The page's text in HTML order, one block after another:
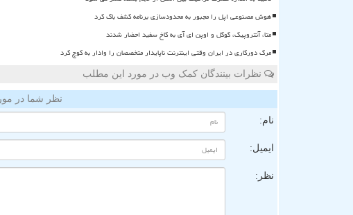
هوش مصنوعی اپل را مجبور به محدودسازی برنامه کشف باگ کرد
متا، آنتروپیک، گوگل و اوپن ای آی به کاخ سفید احضار شدند
مرگ دورکاری در ایران وقتی اینترنت ناپایدار متخصصان را وادار به کوچ کرد
نظرات بینندگان کمک وب در مورد این مطلب
نظر شما در
نام:
ایمیل:
نظر: